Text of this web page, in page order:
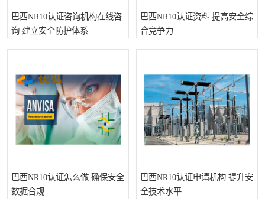
巴西NR10认证咨询机构在线咨
询 建立安全防护体系
巴西NR10认证资料 提高安全综
合竞争力
巴西NR10认证怎么做 确保安全
数据合规
巴西NR10认证申请机构 提升安
全技术水平